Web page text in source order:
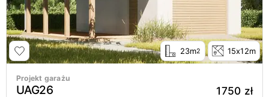
23m2 15x12m
Projekt garażu
UAG26 1750 zł